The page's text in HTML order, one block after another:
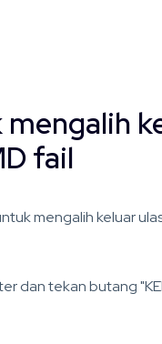
fail
mengalih keluar
dan tekan butang